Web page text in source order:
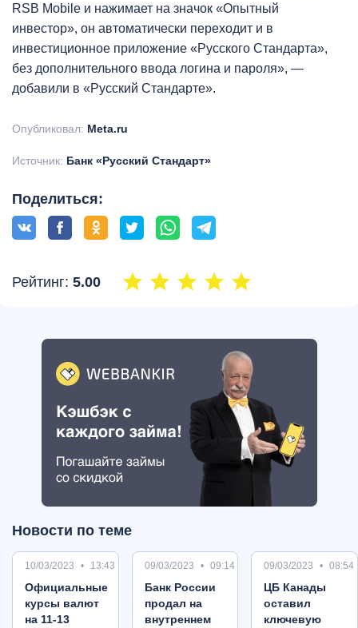
RSB Mobile и нажимает на значок «Опытный
инвестор», он автоматически переходит и в
инвестиционное приложение «Русского Стандарта»,
без дополнительного ввода логина и пароля», —
добавили в «Русский Стандарте».
Опубликовал: Meta.ru
Источник: Банк «Русский Стандарт»
Поделиться:
Рейтинг: 5.00
Новости по теме
10/03/2023 13:43
Oфициальные
курсы валют
на 11-13
09/03/2023 09:14
Банк России
продал на
внутреннем
09/03/2023 08:54
ЦБ Канады
оставил
ключевую